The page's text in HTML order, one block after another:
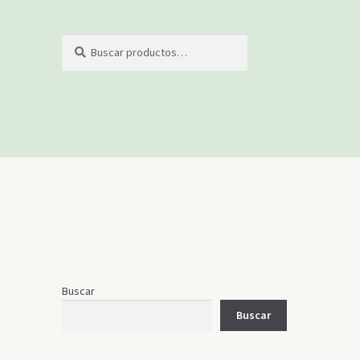
por:
Buscar
Buscar